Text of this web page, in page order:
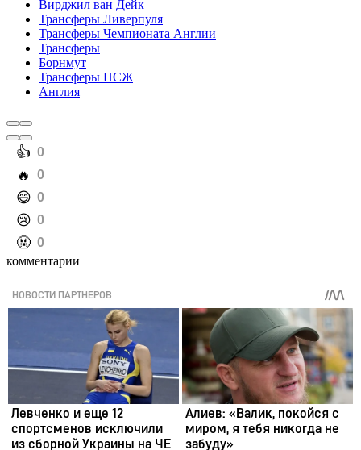
Вирджил ван Дейк
Трансферы Ливерпуля
Трансферы Чемпионата Англии
Трансферы
Борнмут
Трансферы ПСЖ
Англия
️👍 0
️🔥 0
️😄 0
️😢 0
️🤬 0
комментарии